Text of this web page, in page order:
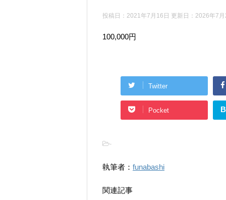
投稿日：2021年7月16日 更新日： 2026年7
100,000円
Twitter
Pocket
-
執筆者： funabashi
関連記事